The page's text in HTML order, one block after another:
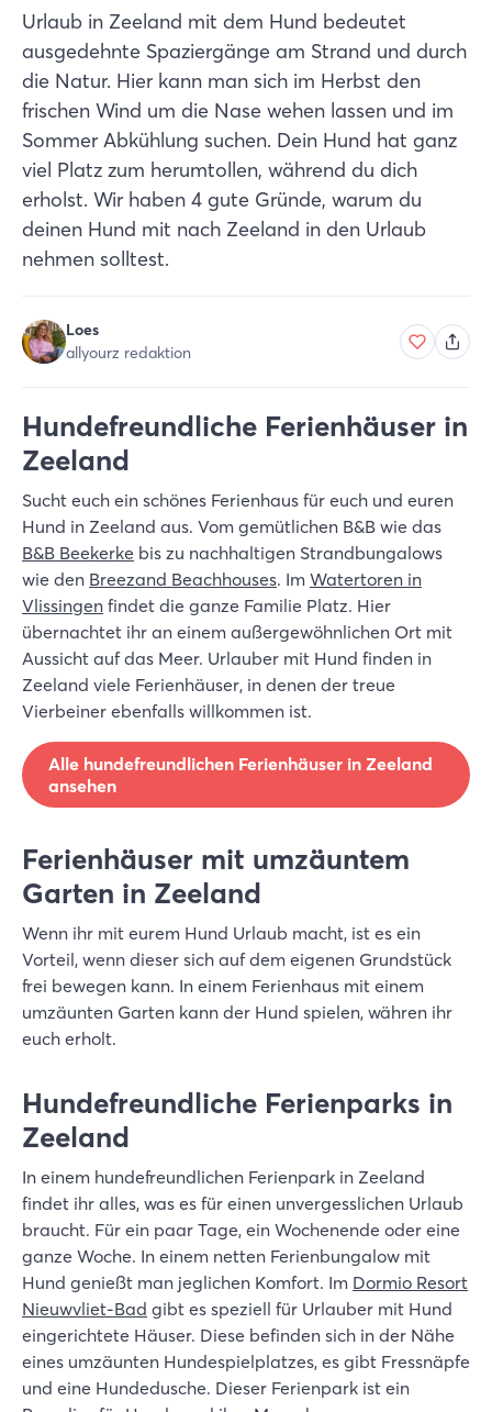
Urlaub in Zeeland mit dem Hund bedeutet
ausgedehnte Spaziergänge am Strand und durch
die Natur. Hier kann man sich im Herbst den
frischen Wind um die Nase wehen lassen und im
Sommer Abkühlung suchen. Dein Hund hat ganz
viel Platz zum herumtollen, während du dich
erholst. Wir haben 4 gute Gründe, warum du
deinen Hund mit nach Zeeland in den Urlaub
nehmen solltest.
Loes
allyourz redaktion
Hundefreundliche Ferienhäuser in
Zeeland
Sucht euch ein schönes Ferienhaus für euch und euren
Hund in Zeeland aus. Vom gemütlichen B&B wie das
B&B Beekerke bis zu nachhaltigen Strandbungalows
wie den Breezand Beachhouses. Im Watertoren in
Vlissingen findet die ganze Familie Platz. Hier
übernachtet ihr an einem außergewöhnlichen Ort mit
Aussicht auf das Meer. Urlauber mit Hund finden in
Zeeland viele Ferienhäuser, in denen der treue
Vierbeiner ebenfalls willkommen ist.
Alle hundefreundlichen Ferienhäuser in Zeeland
ansehen
Ferienhäuser mit umzäuntem
Garten in Zeeland
Wenn ihr mit eurem Hund Urlaub macht, ist es ein
Vorteil, wenn dieser sich auf dem eigenen Grundstück
frei bewegen kann. In einem Ferienhaus mit einem
umzäunten Garten kann der Hund spielen, währen ihr
euch erholt.
Hundefreundliche Ferienparks in
Zeeland
In einem hundefreundlichen Ferienpark in Zeeland
findet ihr alles, was es für einen unvergesslichen Urlaub
braucht. Für ein paar Tage, ein Wochenende oder eine
ganze Woche. In einem netten Ferienbungalow mit
Hund genießt man jeglichen Komfort. Im Dormio Resort
Nieuwvliet-Bad gibt es speziell für Urlauber mit Hund
eingerichtete Häuser. Diese befinden sich in der Nähe
eines umzäunten Hundespielplatzes, es gibt Fressnäpfe
und eine Hundedusche. Dieser Ferienpark ist ein